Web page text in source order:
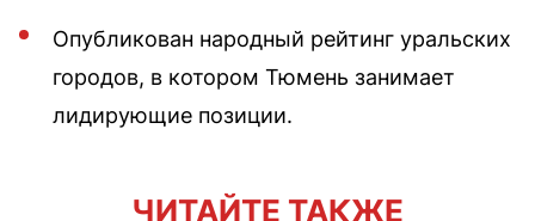
Опубликован народный рейтинг уральских
городов, в котором Тюмень занимает
лидирующие позиции.
ЧИТАЙТЕ ТАКЖЕ